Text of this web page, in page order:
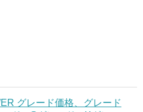
グレード価格、グレード